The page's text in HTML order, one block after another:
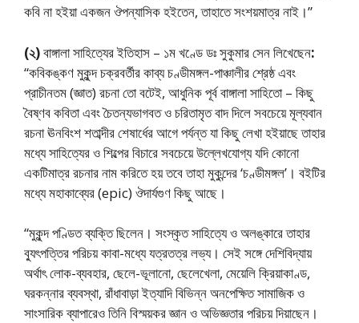
কবি না হইয়া একজন ঔপন্যাসিক হইতেন, তাহাতে সংশয়মাত্র নাই।”
(২)বাঙ্গালা সাহিত্যের ইতিহাস – ১ম খণ্ডে ডঃ সুকুমার সেন লিখেছেন:
“কবিকঙ্কণ মুকুন্দ চক্রবর্তীর কাব্য চণ্ডীমঙ্গল-পাঞ্চালীর শ্রেষ্ঠ এবং
প্রাচীনতম (জ্ঞাত) রচনা তো বটেই, আধুনিক পূর্ব বাঙ্গালা সাহিতো – কিছু
বৈষ্ণব কবিতা এবং চৈতন্যভাগবত ও চরিতামৃত বাদ দিলে সবচেয়ে মূল্যবান
রচনা ঊনবিংশ শতাব্দীর শেষার্ধের আগে পর্যন্ত যা কিছু লেখা হইয়াছে তাহার
মধ্যে সাহিত্যের ও শিল্পের বিচারে সবচেয়ে উল্লেখযোগ্য যদি কোনো
একটিমাত্র রচনার নাম করিতে হয় তবে তাহা মুকুন্দের ‘চণ্ডীমঙ্গল’। বইটির
মধ্যে মহাকাব্যের (epic) ঔদার্যগুণ কিছু আছে।
“মুকুন্দ পণ্ডিত ব্যক্তি ছিলেন। সংস্কৃত সাহিত্যে ও অলঙ্কারে তাহার
ব্যুৎপত্তির পরিচয় কাবা-মধ্যে যত্রতত্র লভ্য। সেই সঙ্গে দেশিবিদ্যায়
অর্থাৎ লোক-ব্যবহার, ছেলে-ভূলানো, ছেলেখেলা, মেয়েলি ক্রিয়াকাণ্ড,
ঘরকন্নার ব্যবস্থা, রাঁধাবাড়া ইত্যাদি বিভিন্ন অনপেক্ষিত সামাজিক ও
সাংসারিক ব্যাপারেও তিনি বিস্ময়কর জ্ঞান ও অভিজ্ঞতার পরিচয় দিয়াছেন।